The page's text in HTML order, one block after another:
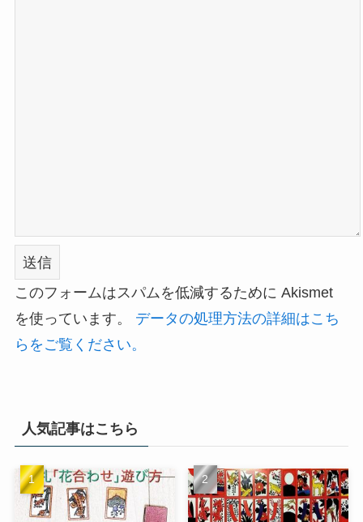
このフォームはスパムを低減するために Akismet
を使っています。 データの処理方法の詳細はこち
らをご覧ください。
人気記事はこちら